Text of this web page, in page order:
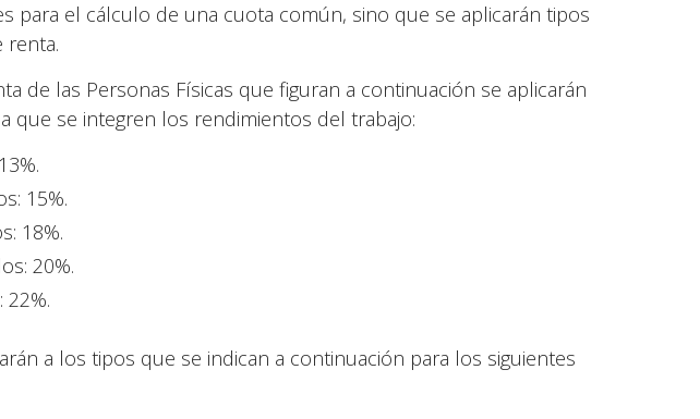
para el cálculo de una cuota común, sino que se aplicarán tipos
renta.
de las Personas Físicas que figuran a continuación se aplicarán
que se integren los rendimientos del trabajo:
15%.
18%.
20%.
a los tipos que se indican a continuación para los siguientes